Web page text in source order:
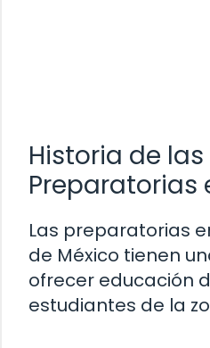
Historia de las
Preparatorias
Las preparatorias
de México tienen
ofrecer educación
estudiantes de la